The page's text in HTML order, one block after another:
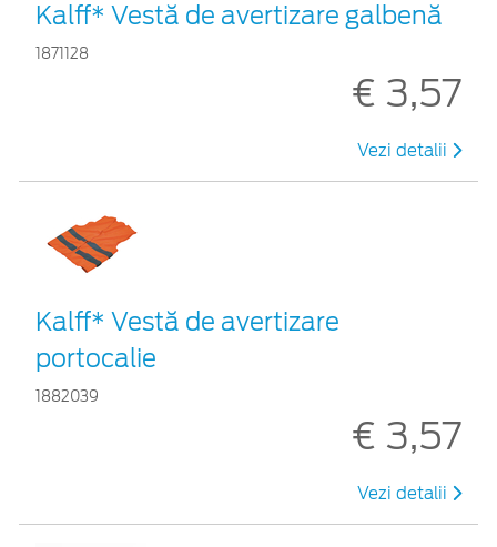
Kalff* Vestă de avertizare galbenă
1871128
€ 3,57
Vezi detalii
Kalff* Vestă de avertizare
portocalie
1882039
€ 3,57
Vezi detalii